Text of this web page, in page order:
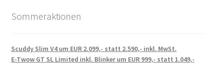
Sommeraktionen
Scuddy Slim V4 um EUR 2.099,- statt 2.590,- inkl. MwSt.
E-Twow GT SL Limited inkl. Blinker um EUR 999,- statt 1.049,-